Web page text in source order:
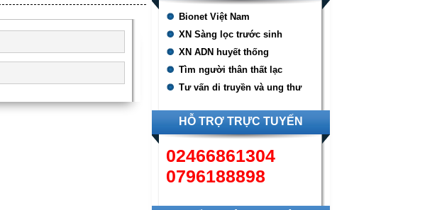
Bionet Việt Nam
XN Sàng lọc trước sinh
XN ADN huyết thống
Tìm người thân thất lạc
Tư vấn di truyền và ung thư
HỖ TRỢ TRỰC TUYẾN
02466861304
0796188898